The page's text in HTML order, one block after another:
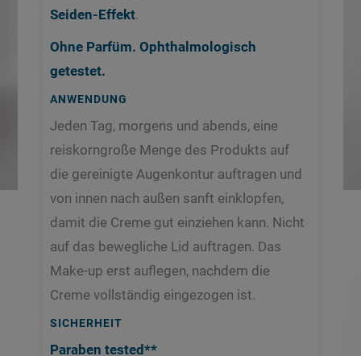
Seiden-Effekt.
Ohne Parfüm. Ophthalmologisch
getestet.
ANWENDUNG
Jeden Tag, morgens und abends, eine
reiskorngroße Menge des Produkts auf
die gereinigte Augenkontur auftragen und
von innen nach außen sanft einklopfen,
damit die Creme gut einziehen kann. Nicht
auf das bewegliche Lid auftragen. Das
Make-up erst auflegen, nachdem die
Creme vollständig eingezogen ist.
SICHERHEIT
Paraben tested**